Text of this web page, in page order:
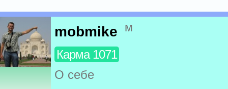
mobmike м
Карма 1071
О себе